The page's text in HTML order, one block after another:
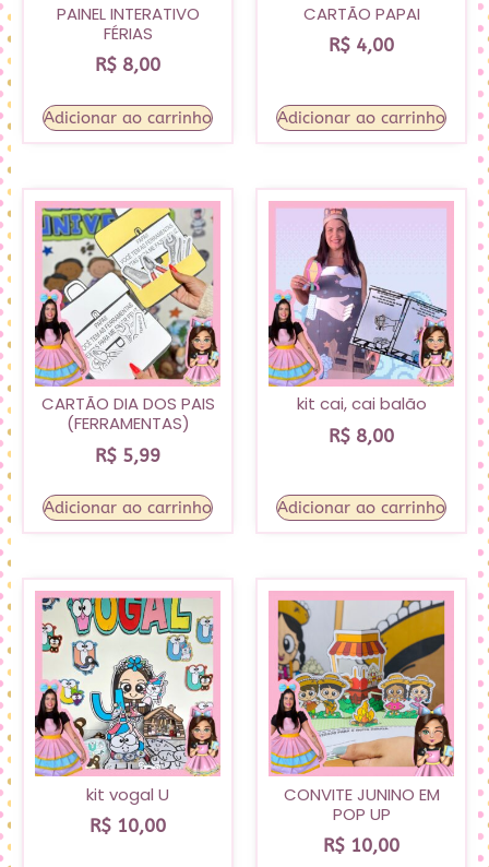
PAINEL INTERATIVO
FÉRIAS
R$ 8,00
Adicionar ao carrinho
CARTÃO PAPAI
R$ 4,00
Adicionar ao carrinho
CARTÃO DIA DOS PAIS
(FERRAMENTAS)
R$ 5,99
Adicionar ao carrinho
kit cai, cai balão
R$ 8,00
Adicionar ao carrinho
kit vogal U
R$ 10,00
CONVITE JUNINO EM
POP UP
R$ 10,00